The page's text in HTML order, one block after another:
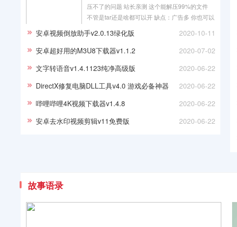
压不了的问题 站长亲测 这个能解压99%的文件
不管是tar还是啥都可以开 缺点：广告多 你也可以
2020-10-11
安卓视频倒放助手v2.0.13绿化版
2020-07-02
安卓超好用的M3U8下载器v1.1.2
2020-06-22
文字转语音v1.4.1123纯净高级版
2020-06-22
DirectX修复电脑DLL工具v4.0 游戏必备神器
2020-06-22
哔哩哔哩4K视频下载器v1.4.8
2020-06-22
安卓去水印视频剪辑v11免费版
故事语录